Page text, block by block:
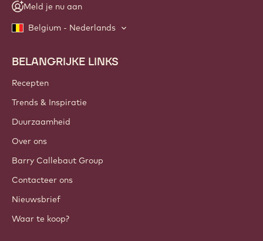
Meld je nu aan
Belgium - Nederlands
Footer
Callebaut
BELANGRIJKE LINKS
Recepten
Trends & Inspiratie
Duurzaamheid
Over ons
Barry Callebaut Group
Contacteer ons
Nieuwsbrief
Waar te koop?